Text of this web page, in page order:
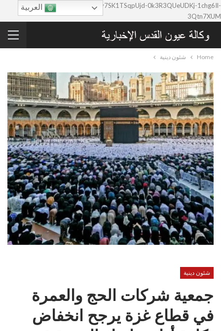
google-site-verification=0y7SK1TSqpUjd-0k3R3QUeUDKj-1chg6Il-
3Qtn7XUM
Home شئون دينية
شئون دينية
جمعية شركات الحج والعمرة
في قطاع غزة يرجح انخفاض
العربية